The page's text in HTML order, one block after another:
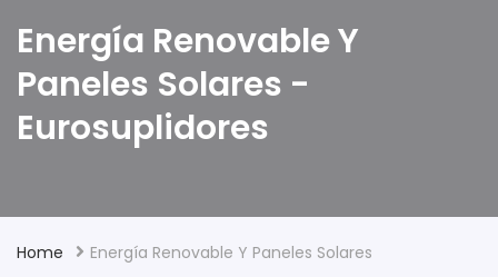
Energía Renovable Y
Paneles Solares -
Eurosuplidores
Home Energía Renovable Y Paneles Solares